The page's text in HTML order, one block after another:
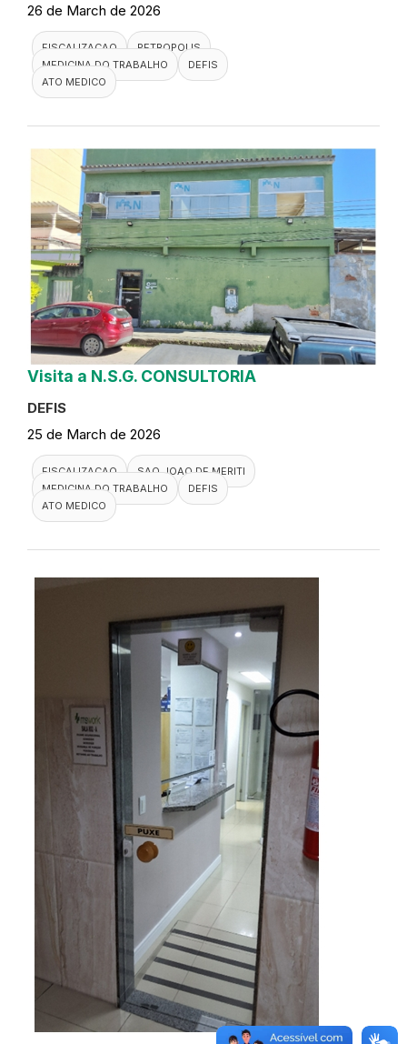
26 de March de 2026
FISCALIZACAO
PETROPOLIS
MEDICINA DO TRABALHO
DEFIS
ATO MEDICO
Visita a N.S.G. CONSULTORIA
DEFIS
25 de March de 2026
FISCALIZACAO
SAO JOAO DE MERITI
MEDICINA DO TRABALHO
DEFIS
ATO MEDICO